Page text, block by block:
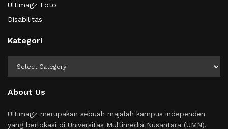
Ultimagz Foto
Disabilitas
Kategori
About Us
Ultimagz merupakan sebuah majalah kampus independen
yang berlokasi di Universitas Multimedia Nusantara (UMN).